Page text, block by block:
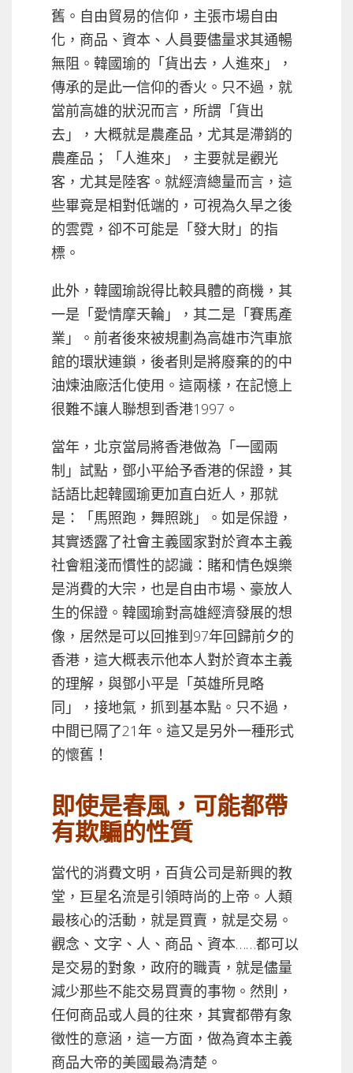
舊。自由貿易的信仰，主張市場自由
化，商品、資本、人員要儘量求其通暢
無阻。韓國瑜的「貨出去，人進來」，
傳承的是此一信仰的香火。只不過，就
當前高雄的狀況而言，所謂「貨出
去」，大概就是農產品，尤其是滯銷的
農產品；「人進來」，主要就是觀光
客，尤其是陸客。就經濟總量而言，這
些畢竟是相對低端的，可視為久旱之後
的雲霓，卻不可能是「發大財」的指
標。
此外，韓國瑜說得比較具體的商機，其
一是「愛情摩天輪」，其二是「賽馬產
業」。前者後來被規劃為高雄市汽車旅
館的環狀連鎖，後者則是將廢棄的的中
油煉油廠活化使用。這兩樣，在記憶上
很難不讓人聯想到香港1997。
當年，北京當局將香港做為「一國兩
制」試點，鄧小平給予香港的保證，其
話語比起韓國瑜更加直白近人，那就
是：「馬照跑，舞照跳」。如是保證，
其實透露了社會主義國家對於資本主義
社會粗淺而慣性的認識：賭和情色娛樂
是消費的大宗，也是自由市場、豪放人
生的保證。韓國瑜對高雄經濟發展的想
像，居然是可以回推到97年回歸前夕的
香港，這大概表示他本人對於資本主義
的理解，與鄧小平是「英雄所見略
同」，接地氣，抓到基本點。只不過，
中間已隔了21年。這又是另外一種形式
的懷舊！
即使是春風，可能都帶
有欺騙的性質
當代的消費文明，百貨公司是新興的教
堂，巨星名流是引領時尚的上帝。人類
最核心的活動，就是買賣，就是交易。
觀念、文字、人、商品、資本……都可以
是交易的對象，政府的職責，就是儘量
減少那些不能交易買賣的事物。然則，
任何商品或人員的往來，其實都帶有象
徵性的意涵，這一方面，做為資本主義
商品大帝的美國最為清楚。